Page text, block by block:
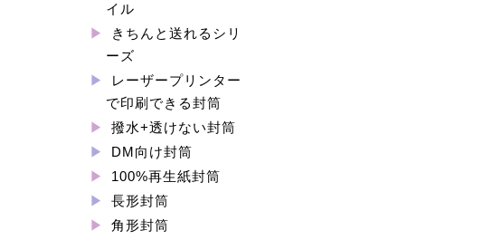
イル
きちんと送れるシリ
ーズ
レーザープリンター
で印刷できる封筒
撥水+透けない封筒
DM向け封筒
100%再生紙封筒
長形封筒
角形封筒